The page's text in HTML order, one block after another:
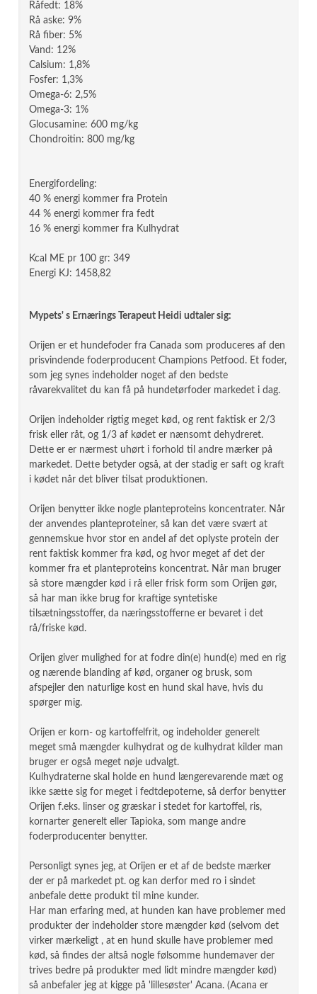
Råfedt: 18%
Rå aske: 9%
Rå fiber: 5%
Vand: 12%
Calsium: 1,8%
Fosfer: 1,3%
Omega-6: 2,5%
Omega-3: 1%
Glocusamine: 600 mg/kg
Chondroitin: 800 mg/kg
Energifordeling:
40 % energi kommer fra Protein
44 % energi kommer fra fedt
16 % energi kommer fra Kulhydrat
Kcal ME pr 100 gr: 349
Energi KJ: 1458,82
Mypets' s Ernærings Terapeut Heidi udtaler sig:
Orijen er et hundefoder fra Canada som produceres af den
prisvindende foderproducent Champions Petfood. Et foder,
som jeg synes indeholder noget af den bedste
råvarekvalitet du kan få på hundetørfoder markedet i dag.
Orijen indeholder rigtig meget kød, og rent faktisk er 2/3
frisk eller råt, og 1/3 af kødet er nænsomt dehydreret.
Dette er er nærmest uhørt i forhold til andre mærker på
markedet. Dette betyder også, at der stadig er saft og kraft
i kødet når det bliver tilsat produktionen.
Orijen benytter ikke nogle planteproteins koncentrater. Når
der anvendes planteproteiner, så kan det være svært at
gennemskue hvor stor en andel af det oplyste protein der
rent faktisk kommer fra kød, og hvor meget af det der
kommer fra et planteproteins koncentrat. Når man bruger
så store mængder kød i rå eller frisk form som Orijen gør,
så har man ikke brug for kraftige syntetiske
tilsætningsstoffer, da næringsstofferne er bevaret i det
rå/friske kød.
Orijen giver mulighed for at fodre din(e) hund(e) med en rig
og nærende blanding af kød, organer og brusk, som
afspejler den naturlige kost en hund skal have, hvis du
spørger mig.
Orijen er korn- og kartoffelfrit, og indeholder generelt
meget små mængder kulhydrat og de kulhydrat kilder man
bruger er også meget nøje udvalgt.
Kulhydraterne skal holde en hund længerevarende mæt og
ikke sætte sig for meget i fedtdepoterne, så derfor benytter
Orijen f.eks. linser og græskar i stedet for kartoffel, ris,
kornarter generelt eller Tapioka, som mange andre
foderproducenter benytter.
Personligt synes jeg, at Orijen er et af de bedste mærker
der er på markedet pt. og kan derfor med ro i sindet
anbefale dette produkt til mine kunder.
Har man erfaring med, at hunden kan have problemer med
produkter der indeholder store mængder kød (selvom det
virker mærkeligt , at en hund skulle have problemer med
kød, så findes der altså nogle følsomme hundemaver der
trives bedre på produkter med lidt mindre mængder kød)
så anbefaler jeg at kigge på 'lillesøster' Acana. (Acana er